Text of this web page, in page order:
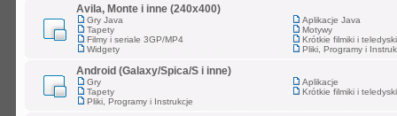
Avila, Monte i inne (240x400)
Gry Java
Aplikacje Java
Tapety
Motywy
Filmy i seriale 3GP/MP4
Krótkie filmiki i
Widgety
Pliki, Programy i
Android (Galaxy/Spica/S i inne)
Gry
Aplikacje
Tapety
Krótkie filmiki i
Pliki, Programy i Instrukcje